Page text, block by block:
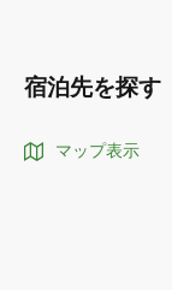
宿泊先を探す
マップ表示